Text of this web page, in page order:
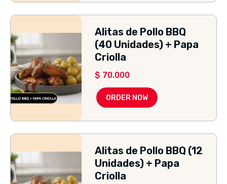
Alitas de Pollo BBQ
(40 Unidades) + Papa
Criolla
$ 70.000
ORDER NOW
Alitas de Pollo BBQ (12
Unidades) + Papa
Criolla